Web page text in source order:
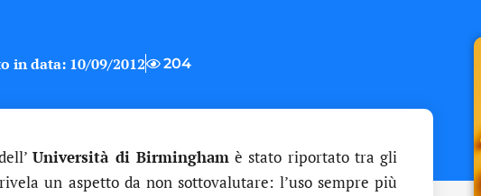
in data: 10/09/2012 204
Università di Birminghamè stato riportato tra gli
un aspetto da non sottovalutare: l’uso sempre più